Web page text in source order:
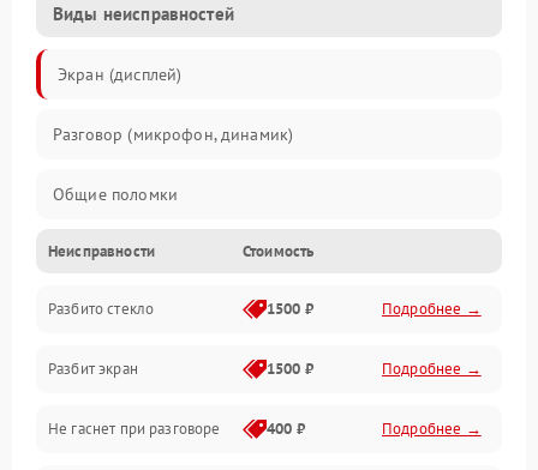
Виды неисправностей
Экран (дисплей)
Разговор (микрофон, динамик)
Общие поломки
Проблемы связи
Камеры
Проблемы с дисплеем и сенсором
Зарядка
Неисправности Стоимость
Разбито стекло 1500 ₽ Подробнее →
Разбит экран 1500 ₽ Подробнее →
Не гаснет при разговоре 400 ₽ Подробнее →